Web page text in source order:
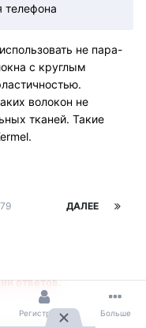
телефона
не пара-
с круглым
волокон не
тканей. Такие
ДАЛЕЕ
ответов.
Регистрация Больше